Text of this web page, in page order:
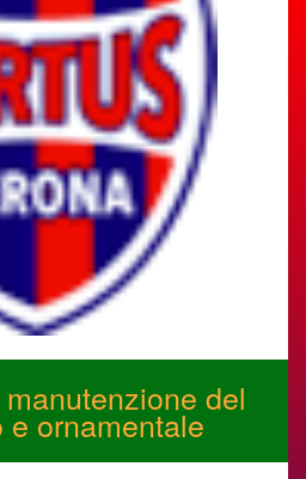
del
ornamentale